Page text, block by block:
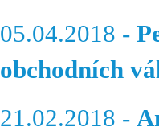
05.04.2018 -
obchodních
21.02.2018 -